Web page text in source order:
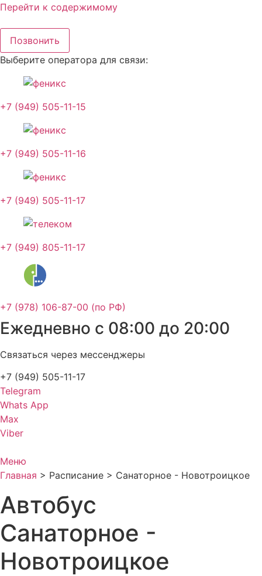
Перейти к содержимому
Позвонить
Выберите оператора для связи:
+7 (949) 505-11-15
+7 (949) 505-11-16
+7 (949) 505-11-17
+7 (949) 805-11-17
+7 (978) 106-87-00 (по РФ)
Ежедневно с 08:00 до 20:00
Связаться через мессенджеры
+7 (949) 505-11-17
Telegram
Whats App
Max
Viber
Меню
Главная > Расписание > Санаторное - Новотроицкое
Автобус
Санаторное -
Новотроицкое